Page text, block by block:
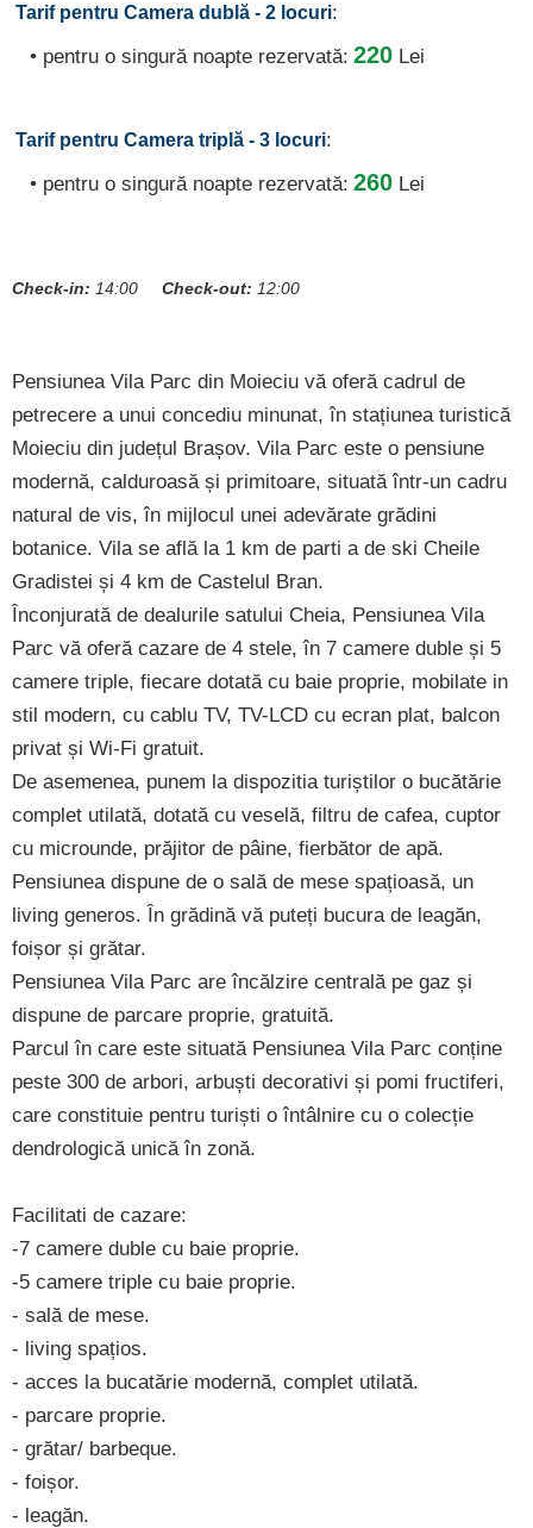
Tarif pentru Camera dublă - 2 locuri:
• pentru o singură noapte rezervată: 220 Lei
Tarif pentru Camera triplă - 3 locuri:
• pentru o singură noapte rezervată: 260 Lei
Check-in: 14:00 Check-out: 12:00
Pensiunea Vila Parc din Moieciu vă oferă cadrul de
petrecere a unui concediu minunat, în stațiunea turistică
Moieciu din județul Brașov. Vila Parc este o pensiune
modernă, calduroasă și primitoare, situată într-un cadru
natural de vis, în mijlocul unei adevărate grădini
botanice. Vila se află la 1 km de parti a de ski Cheile
Gradistei și 4 km de Castelul Bran.
Înconjurată de dealurile satului Cheia, Pensiunea Vila
Parc vă oferă cazare de 4 stele, în 7 camere duble și 5
camere triple, fiecare dotată cu baie proprie, mobilate in
stil modern, cu cablu TV, TV-LCD cu ecran plat, balcon
privat și Wi-Fi gratuit.
De asemenea, punem la dispozitia turiștilor o bucătărie
complet utilată, dotată cu veselă, filtru de cafea, cuptor
cu microunde, prăjitor de pâine, fierbător de apă.
Pensiunea dispune de o sală de mese spațioasă, un
living generos. În grădină vă puteți bucura de leagăn,
foișor și grătar.
Pensiunea Vila Parc are încălzire centrală pe gaz și
dispune de parcare proprie, gratuită.
Parcul în care este situată Pensiunea Vila Parc conține
peste 300 de arbori, arbuști decorativi și pomi fructiferi,
care constituie pentru turiști o întâlnire cu o colecție
dendrologică unică în zonă.
Facilitati de cazare:
-7 camere duble cu baie proprie.
-5 camere triple cu baie proprie.
- sală de mese.
- living spațios.
- acces la bucatărie modernă, complet utilată.
- parcare proprie.
- grătar/ barbeque.
- foișor.
- leagăn.